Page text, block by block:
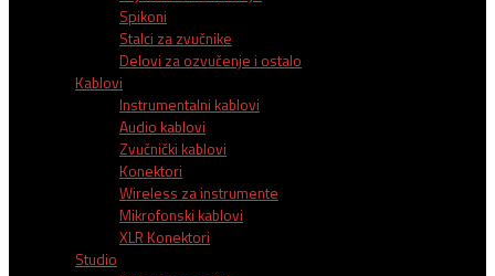
Spikoni
Stalci za zvučnike
Delovi za ozvučenje i ostalo
Kablovi
Instrumentalni kablovi
Audio kablovi
Zvučnički kablovi
Konektori
Wireless za instrumente
Mikrofonski kablovi
XLR Konektori
Studio